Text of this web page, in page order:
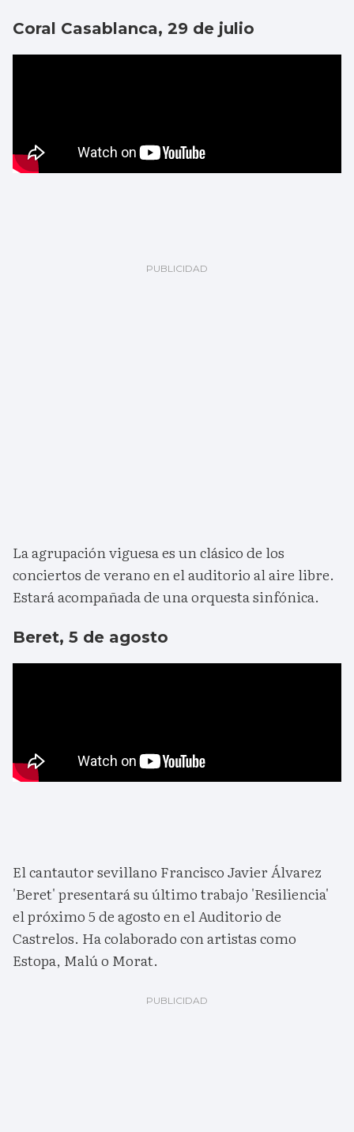
Coral Casablanca, 29 de julio
La agrupación viguesa es un clásico de los
conciertos de verano en el auditorio al aire libre.
Estará acompañada de una orquesta sinfónica.
Beret, 5 de agosto
El cantautor sevillano Francisco Javier Álvarez
'Beret' presentará su último trabajo 'Resiliencia'
el próximo 5 de agosto en el Auditorio de
Castrelos. Ha colaborado con artistas como
Estopa, Malú o Morat.